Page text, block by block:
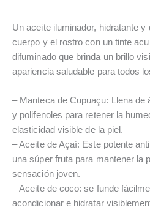
Un aceite iluminador, hidratante y
cuerpo y el rostro con un tinte
difuminado que brinda un brillo
apariencia saludable para todos
– Manteca de Cupuaçu: Llena de
y polifenoles para retener la
elasticidad visible de la piel.
– Aceite de Açaí: Este potente
una súper fruta para mantener la
sensación joven.
– Aceite de coco: se funde
acondicionar e hidratar